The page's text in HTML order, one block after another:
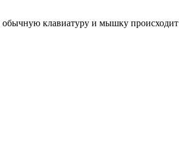
обычную клавиатуру и мышку происходит